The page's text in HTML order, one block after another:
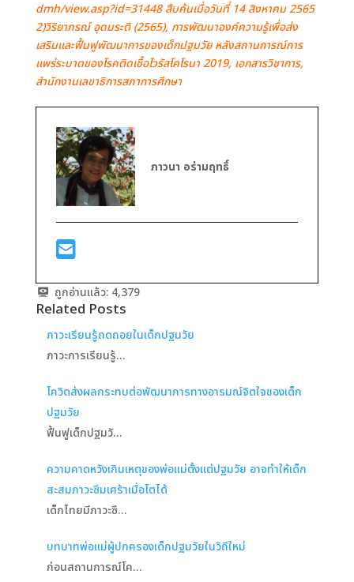
dmh/view.asp?id=31448 สืบค้นเมื่อวันที่ 14 สิงหาคม 2565
2)วิริยาภรณ์ อุดมระติ (2565), การพัฒนาองค์ความรู้เพื่อส่ง
เสริมและฟื้นฟูพัฒนาการของเด็กปฐมวัย หลังสถานการณ์การ
แพร่ระบาดของโรคติดเชื้อไวรัสโคโรนา 2019, เอกสารวิชาการ,
สำนักงานเลขาธิการสภาการศึกษา
ภาวนา อร่ามฤทธิ์
ถูกอ่านแล้ว: 4,379
Related Posts
ภาวะเรียนรู้ถดถอยในเด็กปฐมวัย
ภาวะการเรียนรู้…
โควิดส่งผลกระทบต่อพัฒนาการทางอารมณ์จิตใจของเด็ก
ปฐมวัย
ฟื้นฟูเด็กปฐมวั…
ความคาดหวังเกินเหตุของพ่อแม่ตั้งแต่ปฐมวัย อาจทำให้เด็ก
สะสมภาวะซึมเศร้าเมื่อโตได้
เด็กไทยมีภาวะซึ…
บทบาทพ่อแม่ผู้ปกครองเด็กปฐมวัยในวิถีใหม่
ก่อนสถานการณ์โค…